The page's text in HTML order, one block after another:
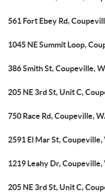
561 Fort Ebey Rd,
1045 NE Summit Loop,
386 Smith St, Coupeville,
205 NE 3rd St, Unit C,
750 Race Rd, Coupeville,
2591 El Mar St, Coupeville,
1219 Leahy Dr, Coupeville,
205 NE 3rd St, Unit C,